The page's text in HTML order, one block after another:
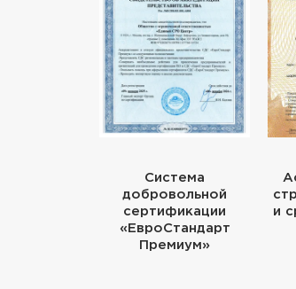
Система
добровольной
сертификации
«ЕвроСтандарт
Премиум»
и